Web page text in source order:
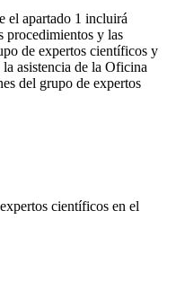
el apartado 1 incluirá
procedimientos y las
de expertos científicos y
asistencia de la Oficina
del grupo de expertos
científicos en el